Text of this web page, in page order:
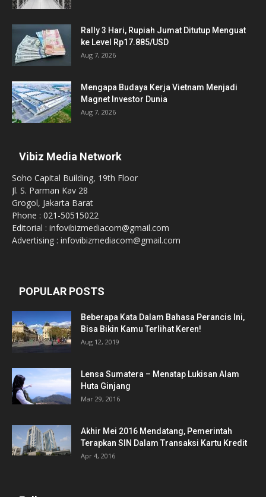
Rally 3 Hari, Rupiah Jumat Ditutup Menguat
ke Level Rp17.885/USD
Aug 7, 2026
Mengapa Budaya Kerja Vietnam Menjadi
Magnet Investor Dunia
Aug 7, 2026
Vibiz Media Network
Soho Capital Building, 19th Floor
Jl. S. Parman Kav 28
Grogol, Jakarta Barat
Phone : 021-50515022
Editorial : infovibizmediacom@gmail.com
Advertising : infovibizmediacom@gmail.com
POPULAR POSTS
Beberapa Kata Dalam Bahasa Perancis Ini,
Bisa Bikin Kamu Terlihat Keren!
Aug 12, 2019
Lensa Sumatera – Menatap Lukisan Alam
Huta Ginjang
Mar 29, 2016
Akhir Mei 2016 Mendatang, Pemerintah
Terapkan SIN Dalam Transaksi Kartu Kredit
Apr 4, 2016